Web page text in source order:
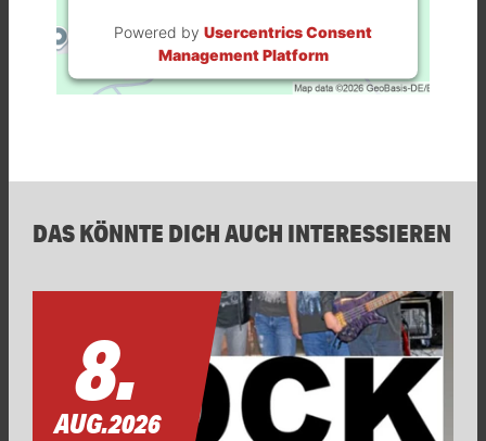
Powered by Usercentrics Consent
Management Platform
DAS KÖNNTE DICH AUCH INTERESSIEREN
8.
AUG.2026